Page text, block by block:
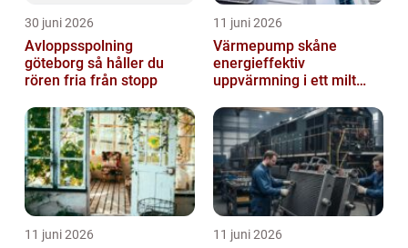
30 juni 2026
Avloppsspolning
göteborg så håller du
rören fria från stopp
11 juni 2026
Värmepump skåne
energieffektiv
uppvärmning i ett milt
11 juni 2026 11 juni 2026